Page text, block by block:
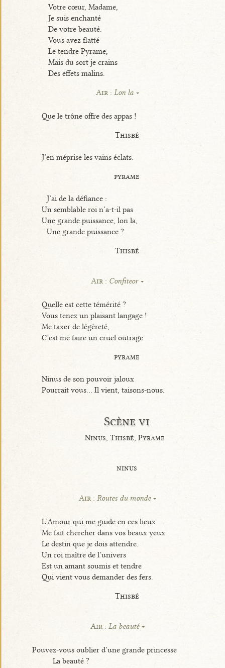
Votre cœur, Madame,
Je suis enchanté
De votre beauté.
Vous avez flatté
Le tendre Pyrame,
Mais du sort je crains
Des effets malins.
Air : Lon la
Que le trône offre des appas !
Thisbé
J’en méprise les vains éclats.
pyrame
J’ai de la défiance :
Un semblable roi n’a-t-il pas
Une grande puissance, lon la,
Une grande puissance ?
Thisbé
Air : Confiteor
Quelle est cette témérité ?
Vous tenez un plaisant langage !
Me taxer de légèreté,
C’est me faire un cruel outrage.
pyrame
Ninus de son pouvoir jaloux
Pourrait vous... Il vient, taisons-nous.
Scène vi
Ninus, Thisbé, Pyrame
ninus
Air : Routes du monde
L’Amour qui me guide en ces lieux
Me fait chercher dans vos beaux yeux
Le destin que je dois attendre.
Un roi maître de l’univers
Est un amant soumis et tendre
Qui vient vous demander des fers.
Thisbé
Air : La beauté
Pouvez-vous oublier d’une grande princesse
La beauté ?